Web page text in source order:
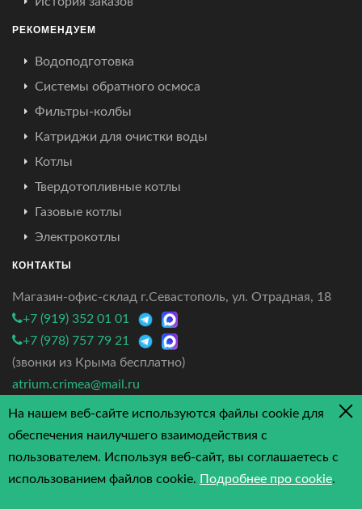
РЕКОМЕНДУЕМ
Водоподготовка
Системы обратного осмоса
Фильтры-колбы
Катриджи для очистки воды
Котлы
Твердотопливные котлы
Газовые котлы
Электрокотлы
КОНТАКТЫ
Магазин-офис-склад г.Севастополь, ул. Отрадная, 18
+7 (919) 352 01 01
+7 (978) 757 79 21
(звонки из Крыма бесплатно)
atrium.crimea@mail.ru
4.7/5 - 3 отзыва
На нашем веб-сайте используются файлы cookie для
обеспечения наилучшего взаимодействия с
пользователем. Используя веб-сайт, вы соглашаетесь с
использованием файлов cookie. Подробнее про cookie.